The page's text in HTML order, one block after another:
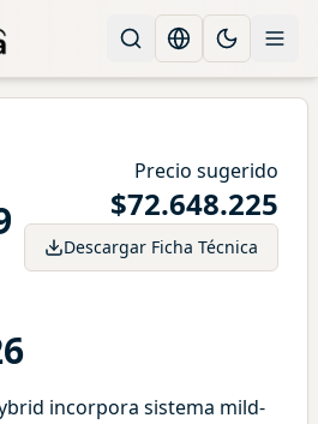
ChangeToggle
Precio sugerido
$72.648.225
Descargar Ficha Técnica
incorpora sistema mild-